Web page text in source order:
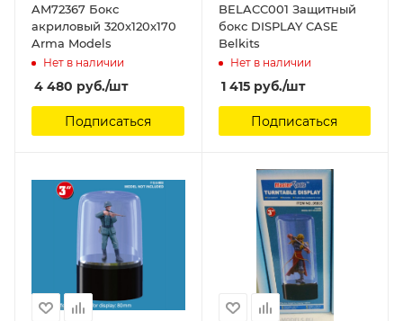
AM72367 Бокс
акриловый 320х120х170
Arma Models
Нет в наличии
4 480 руб./шт
Подписаться
BELACC001 Защитный
бокс DISPLAY CASE
Belkits
Нет в наличии
1 415руб./шт
Подписаться